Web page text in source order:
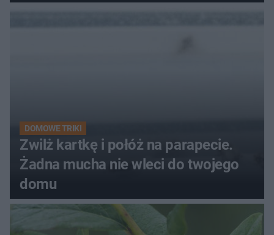
DOMOWE TRIKI
Zwilż kartkę i połóż na parapecie.
Żadna mucha nie wleci do twojego
domu